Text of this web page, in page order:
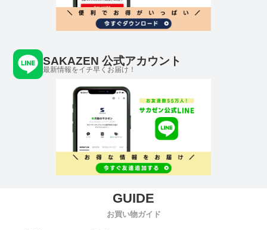
SAKAZEN 公式アカウント
最新情報をイチ早くお届け！
お買い物ガイド